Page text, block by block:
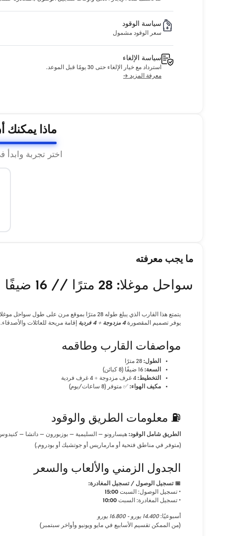
سياسة الوقود
سعر الوقود مشمول
سياسة الإلغاء
استرداد مع خيار الإلغاء حتى 30 يومًا قبل الموعد.
معرفة المزيد →
ماذا يمكنك
اختر تجربة
ما يجب معرفته
سواحل موغلا: 28 مترًا // 16 ضيفًا
يوفر تصميم المقصورة4 مزدوجة + 4 فردية إقامة مريحة للعائلات والأصدقاء.
مواصفات القارب وطاقمه
الطول:
السعة:
التخطيط:
مكيف الهواء: ✅ متوفر (8 ساعات/يوم)
⛽ معلومات الطريق والوقود
الطريق شامل الوقود: هيسارونو – السليمية – بوزبورون – داتشا –
(متوفر في مناطق فتحية أو مارماريس أو جوتشيك أو بودروم.)
الجدول الزمني والألعاب والسعر
📅 تسجيل الوصول / تسجيل المغادرة:
• تسجيل الوصول: السبت 15:00
• تسجيل المغادرة: السبت 10:00
أسبوعيًا:14.400 يورو - 16.800 يورو
(من الممكن تقسيم الأسابيع في مايو ويونيو وأواخر سبتمبر)